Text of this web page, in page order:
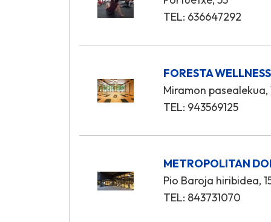
TEL: 636647292
FORESTA
Miramon pasealekua,
TEL: 943569125
METROPOLITAN
Pio Baroja hiribidea,
TEL: 843731070